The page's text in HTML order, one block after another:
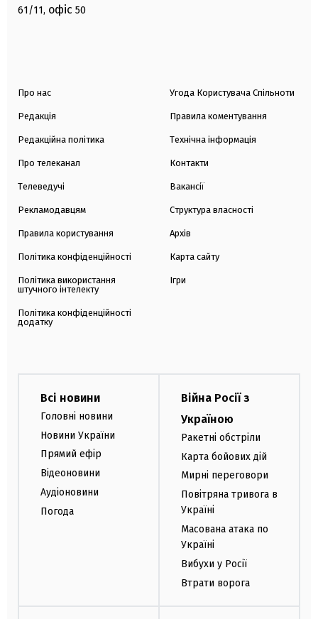
61/11, офіс 50
Про нас
Редакція
Редакційна політика
Про телеканал
Телеведучі
Рекламодавцям
Правила користування
Політика конфіденційності
Політика використання
штучного інтелекту
Політика конфіденційності
додатку
Угода Користувача Спільноти
Правила коментування
Технічна інформація
Контакти
Вакансії
Структура власності
Архів
Карта сайту
Ігри
Всі новини
Головні новини
Новини України
Прямий ефір
Відеоновини
Аудіоновини
Погода
Війна Росії з
Україною
Ракетні обстріли
Карта бойових дій
Мирні переговори
Повітряна тривога в
Україні
Масована атака по
Україні
Вибухи у Росії
Втрати ворога